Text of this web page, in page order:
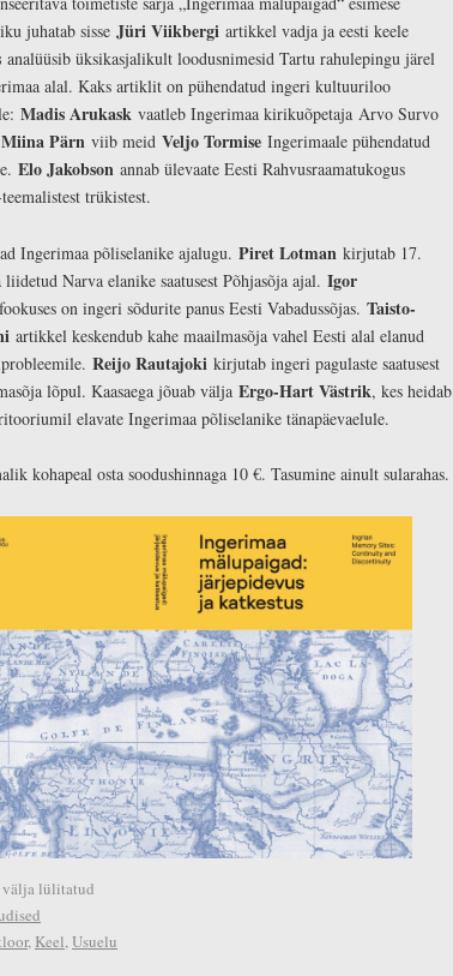
juhatab sisse Jüri Viikbergi artikkel vadja ja eesti keele
analüüsib üksikasjalikult loodusnimesid Tartu rahulepingu järel
alal. Kaks artiklit on pühendatud ingeri kultuuriloo
Madis Arukask vaatleb Ingerimaa kirikuõpetaja Arvo Survo
Miina Pärn viib meid Veljo Tormise Ingerimaale pühendatud
Elo Jakobson annab ülevaate Eesti Rahvusraamatukogus
trükistest.
Ingerimaa põliselanike ajalugu. Piret Lotman kirjutab 17.
Narva elanike saatusest Põhjasõja ajal. Igor
on ingeri sõdurite panus Eesti Vabadussõjas. Taisto-
artikkel keskendub kahe maailmasõja vahel Eesti alal elanud
Reijo Rautajoki kirjutab ingeri pagulaste saatusest
lõpul. Kaasaega jõuab välja Ergo-Hart Västrik, kes heidab
elavate Ingerimaa põliselanike tänapäevaelule.
kohapeal osta soodushinnaga 10 €. Tasumine ainult sularahas.
välja lülitatud
, Keel,Usuelu